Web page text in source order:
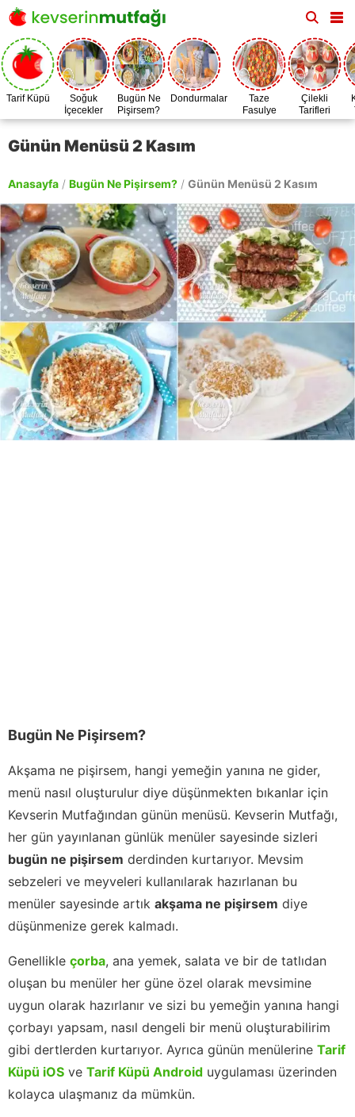
Tarif Küpü
Soğuk
İçecekler
Bugün Ne
Pişirsem?
Dondurmalar
Taze
Fasulye
Zamanı
Çilekli
Tarifleri
Günün Menüsü 2 Kasım
Anasayfa / Bugün Ne Pişirsem? / Günün Menüsü 2 Kasım
Bugün Ne Pişirsem?
Akşama ne pişirsem, hangi yemeğin yanına ne gider,
menü nasıl oluşturulur diye düşünmekten bıkanlar için
Kevserin Mutfağından günün menüsü. Kevserin Mutfağı,
her gün yayınlanan günlük menüler sayesinde sizleri
bugün ne pişirsem derdinden kurtarıyor. Mevsim
sebzeleri ve meyveleri kullanılarak hazırlanan bu
menüler sayesinde artık akşama ne pişirsem diye
düşünmenize gerek kalmadı.
Genellikle çorba, ana yemek, salata ve bir de tatlıdan
oluşan bu menüler her güne özel olarak mevsimine
uygun olarak hazırlanır ve sizi bu yemeğin yanına hangi
çorbayı yapsam, nasıl dengeli bir menü oluşturabilirim
gibi dertlerden kurtarıyor. Ayrıca günün menülerine Tarif
Küpü iOS ve Tarif Küpü Android uygulaması üzerinden
kolayca ulaşmanız da mümkün.